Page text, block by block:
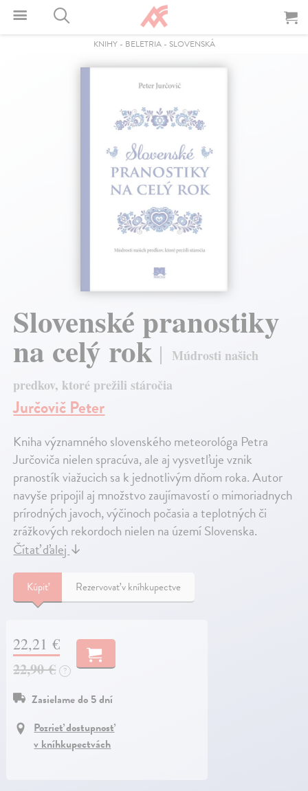
KNIHY- BELETRIA- SLOVENSKÁ
Slovenské pranostiky
na celý rok
Múdrosti našich
predkov, ktoré prežili stáročia
Jurčovič Peter
Kniha významného slovenského meteorológa Petra
Jurčoviča nielen spracúva, ale aj vysvetľuje vznik
pranostík viažucich sa k jednotlivým dňom roka. Autor
navyše pripojil aj množstvo zaujímavostí o mimoriadnych
prírodných javoch, výčinoch počasia a teplotných či
zrážkových rekordoch nielen na území Slovenska.
Čítať ďalej↓
Kúpiť Rezervovať v kníhkupectve
22,21 €
22,90 € ?
Zasielame do 5 dní
Pozrieť dostupnosť
v kníhkupectvách